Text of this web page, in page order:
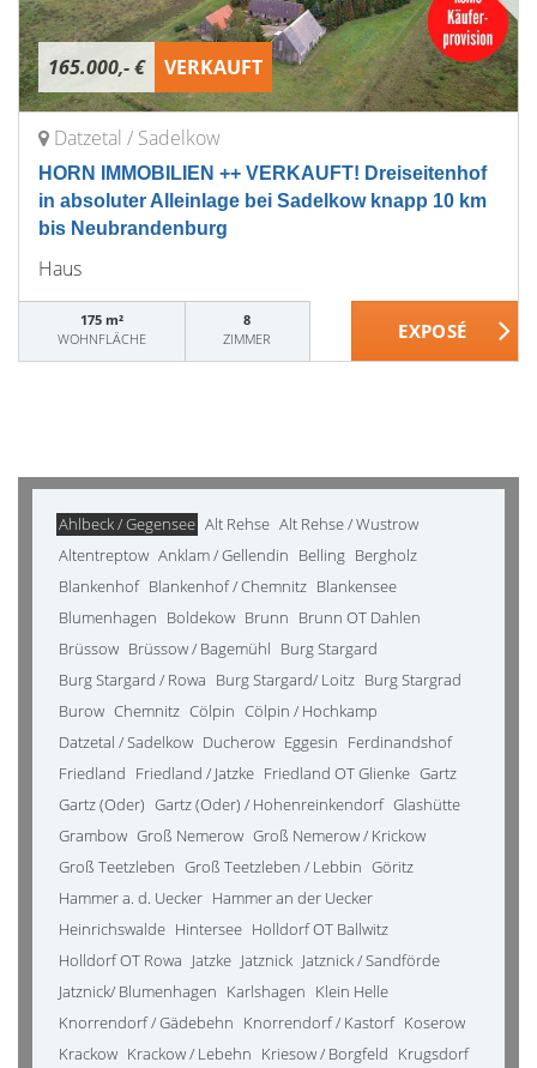
165.000,- € VERKAUFT
Datzetal / Sadelkow
HORN IMMOBILIEN ++ VERKAUFT! Dreiseitenhof
in absoluter Alleinlage bei Sadelkow knapp 10 km
bis Neubrandenburg
Haus
175 m²
WOHNFLÄCHE
8
ZIMMER
Ahlbeck / Gegensee Alt Rehse Alt Rehse / Wustrow
Altentreptow Anklam / Gellendin Belling Bergholz
Blankenhof Blankenhof / Chemnitz Blankensee
Blumenhagen Boldekow Brunn Brunn OT Dahlen
Brüssow Brüssow / Bagemühl Burg Stargard
Burg Stargard / Rowa Burg Stargard/ Loitz Burg Stargrad
Burow Chemnitz Cölpin Cölpin / Hochkamp
Datzetal / Sadelkow Ducherow Eggesin Ferdinandshof
Friedland Friedland / Jatzke Friedland OT Glienke Gartz
Gartz (Oder) Gartz (Oder) / Hohenreinkendorf Glashütte
Grambow Groß Nemerow Groß Nemerow / Krickow
Groß Teetzleben Groß Teetzleben / Lebbin Göritz
Hammer a. d. Uecker Hammer an der Uecker
Heinrichswalde Hintersee Holldorf OT Ballwitz
Holldorf OT Rowa Jatzke Jatznick Jatznick / Sandförde
Jatznick/ Blumenhagen Karlshagen Klein Helle
Knorrendorf / Gädebehn Knorrendorf / Kastorf Koserow
Krackow Krackow / Lebehn Kriesow / Borgfeld Krugsdorf